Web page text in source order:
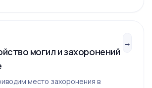
могил и захоронений
место захоронения в
→